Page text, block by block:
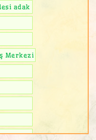
adak
Merkezi